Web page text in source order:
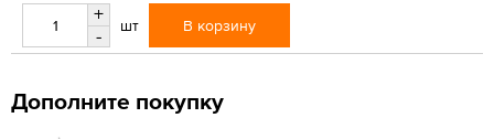
+
-
шт В корзину
Дополните покупку